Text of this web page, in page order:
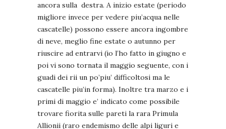
ancora sulla destra. A inizio estate (periodo
migliore invece per vedere piu’acqua nelle
cascatelle) possono essere ancora ingombre
di neve, meglio fine estate o autunno per
riuscire ad entrarvi (io l’ho fatto in giugno e
poi vi sono tornata il maggio seguente, con i
guadi dei rii un po’piu’ difficoltosi ma le
cascatelle piu’in forma). Inoltre tra marzo e i
primi di maggio e’ indicato come possibile
trovare fiorita sulle pareti la rara Primula
Allionii (raro endemismo delle alpi liguri e